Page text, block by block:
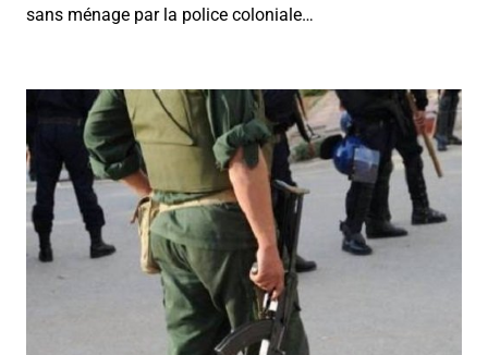
sans ménage par la police coloniale…